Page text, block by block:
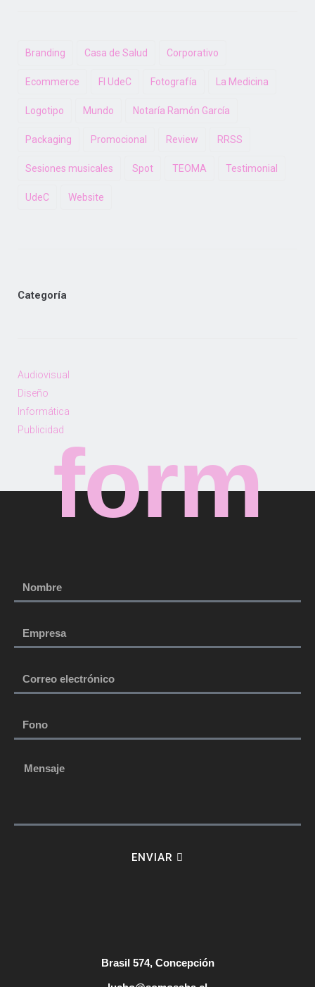
Branding Casa de Salud Corporativo
Ecommerce FI UdeC Fotografía La Medicina
Logotipo Mundo Notaría Ramón García
Packaging Promocional Review RRSS
Sesiones musicales Spot TEOMA Testimonial
UdeC Website
Categoría
Audiovisual
Diseño
Informática
Publicidadform
ENVIAR
Brasil 574, Concepción